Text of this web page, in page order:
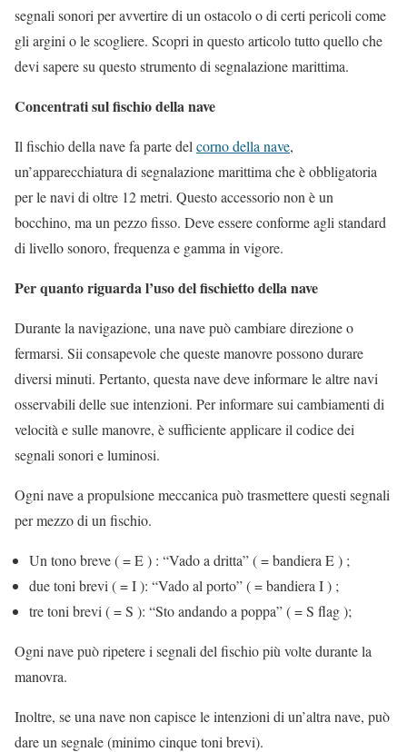
segnali sonori per avvertire di un ostacolo o di certi pericoli come
gli argini o le scogliere. Scopri in questo articolo tutto quello che
devi sapere su questo strumento di segnalazione marittima.
Concentrati sul fischio della nave
Il fischio della nave fa parte del corno della nave,
un’apparecchiatura di segnalazione marittima che è obbligatoria
per le navi di oltre 12 metri. Questo accessorio non è un
bocchino, ma un pezzo fisso. Deve essere conforme agli standard
di livello sonoro, frequenza e gamma in vigore.
Per quanto riguarda l’uso del fischietto della nave
Durante la navigazione, una nave può cambiare direzione o
fermarsi. Sii consapevole che queste manovre possono durare
diversi minuti. Pertanto, questa nave deve informare le altre navi
osservabili delle sue intenzioni. Per informare sui cambiamenti di
velocità e sulle manovre, è sufficiente applicare il codice dei
segnali sonori e luminosi.
Ogni nave a propulsione meccanica può trasmettere questi segnali
per mezzo di un fischio.
Un tono breve ( = E ) : “Vado a dritta” ( = bandiera E ) ;
due toni brevi ( = I ): “Vado al porto” ( = bandiera I ) ;
tre toni brevi ( = S ): “Sto andando a poppa” ( = S flag );
Ogni nave può ripetere i segnali del fischio più volte durante la
manovra.
Inoltre, se una nave non capisce le intenzioni di un’altra nave, può
dare un segnale (minimo cinque toni brevi).